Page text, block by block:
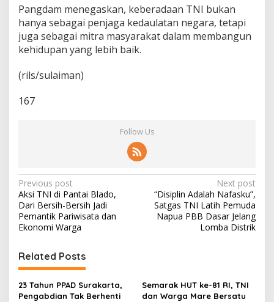
Pangdam menegaskan, keberadaan TNI bukan
hanya sebagai penjaga kedaulatan negara, tetapi
juga sebagai mitra masyarakat dalam membangun
kehidupan yang lebih baik.
(rils/sulaiman)
167
Follow Us
P
o
s
n
a
v
Previous post
Aksi TNI di Pantai Blado,
Dari Bersih-Bersih Jadi
Pemantik Pariwisata dan
Ekonomi Warga
Next post
“Disiplin Adalah Nafasku”,
Satgas TNI Latih Pemuda
Napua PBB Dasar Jelang
Lomba Distrik
Related Posts
23 Tahun PPAD Surakarta,
Pengabdian Tak Berhenti
Semarak HUT ke-81 RI, TNI
dan Warga Mare Bersatu